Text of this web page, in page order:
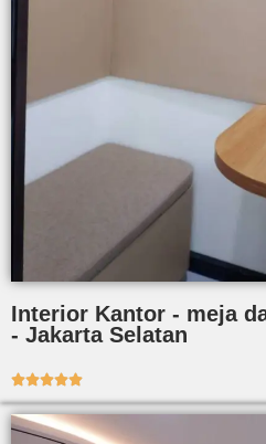
Interior Kantor - meja
- Jakarta Selatan
